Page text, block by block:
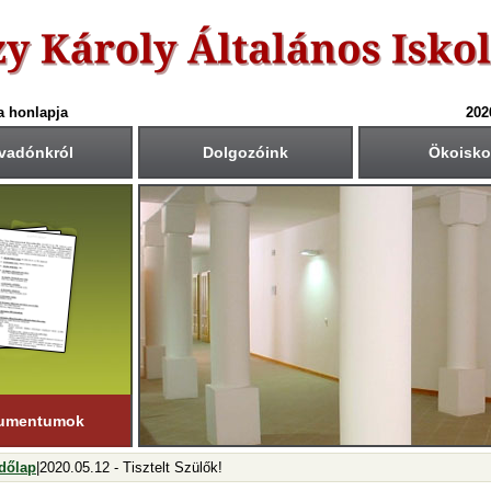
honlapja
Dolgozóink
nap:
1. (hétfő)
tanítási nap:
19. (péntek)
napok száma:
nap
félév
23-igtart.
Csengetési rend
1.: 7 - 840
2.: 9 45
4.: 10
5.: 11
6.: 12
7.: 13
8.: 14 - 15
Közös fogadóórák
Krétában kiértesített
|2020.05.12 - Tisztelt Szülők!